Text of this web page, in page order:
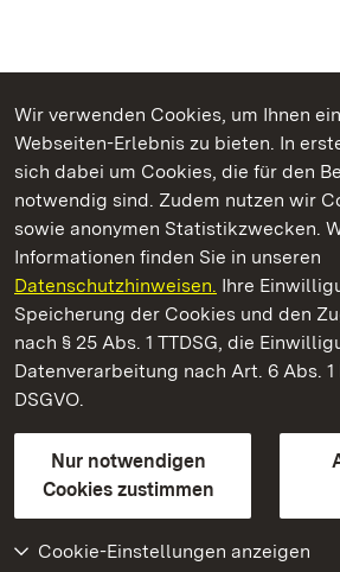
Wir verwenden Cookies, um Ihnen
Webseiten-Erlebnis zu bieten. In
sich dabei um Cookies, die für den
notwendig sind. Zudem nutzen wir
sowie anonymen Statistikzwecken.
Informationen finden Sie in unseren
Datenschutzhinweisen. Ihre
Speicherung der Cookies und den
nach § 25 Abs. 1 TTDSG, die
Datenverarbeitung nach Art. 6 Abs.
DSGVO.
Nur notwendigen
Cookies zustimmen
Cookie-Einstellungen anzeigen
Kommen. Staunen. Genießen.
Burg Rötteln
Staatliche Schlösser und Gärten
Kontakt
GebärdenspracheLeichte Sprache
Erklärung zur Barrierefreiheit
BITV-konform (geprüfte Seiten)
Weiteres